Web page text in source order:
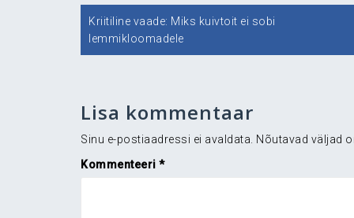
Navigeerimine
Kriitiline vaade: Miks kuivtoit ei sobi
lemmikloomadele
Lisa kommentaar
Sinu e-postiaadressi ei avaldata. Nõutavad väljad
Kommenteeri *